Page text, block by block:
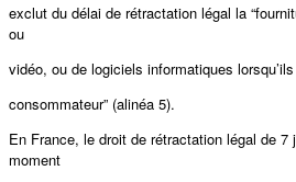
exclut du délai de rétractation légal la
ou
vidéo, ou de logiciels informatiques
consommateur” (alinéa 5).
En France, le droit de rétractation légal de
moment